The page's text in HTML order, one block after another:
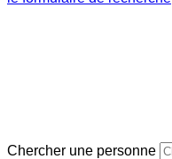
Chercher une personne